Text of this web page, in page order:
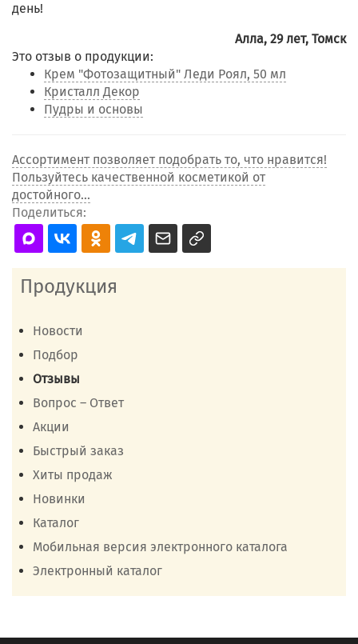
день!
Алла, 29 лет, Томск
Это отзыв о продукции:
Крем "Фотозащитный" Леди Роял, 50 мл
Кристалл Декор
Пудры и основы
Ассортимент позволяет подобрать то, что нравится!
Пользуйтесь качественной косметикой от
достойного...
Поделиться:
Продукция
Новости
Подбор
Отзывы
Вопрос – Ответ
Акции
Быстрый заказ
Хиты продаж
Новинки
Каталог
Мобильная версия электронного каталога
Электронный каталог